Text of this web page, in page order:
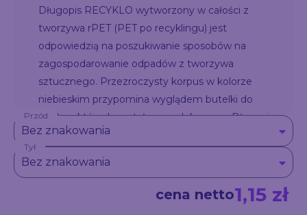
Długopis RECYKLO wytworzony w całości z
tworzywa rPET (PET po recyklingu) jest
odpowiedzią na poszukiwanie sposobów na
zagospodarowanie odpadów z tworzywa
sztucznego. Przezroczysty korpus w kolorze
niebieskim przypomina wyglądem butelki do
wody, z których został wyprodukowany. Długopis
automatyczny, wkład typu G2 w kolorze
Przód
Bez znakowania
Tył
Bez znakowania
cena netto1,15 zł